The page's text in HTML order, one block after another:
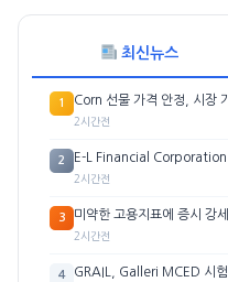
최신뉴스
1 Corn 선물 가격 안정, 시장
2시간전
2 E-L Financial
2시간전
3 미약한 고용지표에 증시 강
2시간전
4 GRAIL, Galleri MCED 시